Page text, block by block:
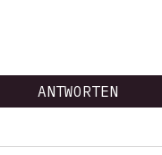
ANTWORTEN